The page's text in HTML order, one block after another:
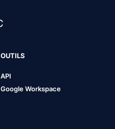
OUTILS
API
Google Workspace